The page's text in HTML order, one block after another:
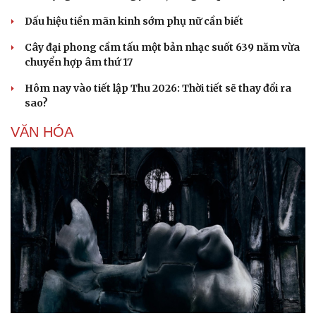
Sức khỏe
Dinh dưỡng - món ngon
Sản phụ khoa
Nhi khoa
Nam khoa
Làm đẹp - giảm cân
Phòng mạch online
Ăn sạch sống khỏe
Tình yêu - Gia đình
Dấu hiệu tiền mãn kinh sớm phụ nữ cần biết
Cây đại phong cầm tấu một bản nhạc suốt 639 năm vừa
chuyển hợp âm thứ 17
Hôm nay vào tiết lập Thu 2026: Thời tiết sẽ thay đổi ra
sao?
VĂN HÓA